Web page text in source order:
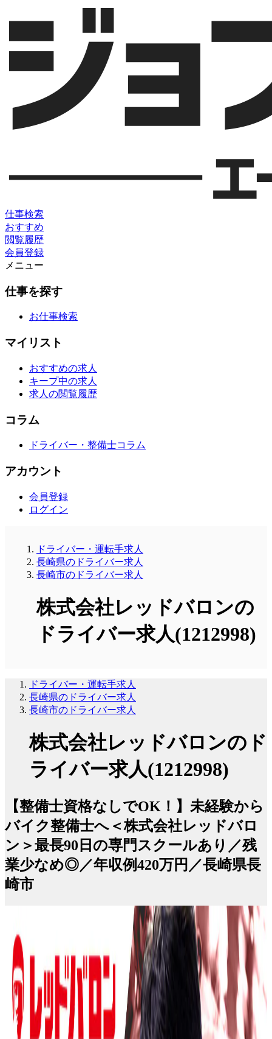
仕事検索
おすすめ
閲覧履歴
会員登録
メニュー
仕事を探す
お仕事検索
マイリスト
おすすめの求人
キープ中の求人
求人の閲覧履歴
コラム
ドライバー・整備士コラム
アカウント
会員登録
ログイン
ドライバー・運転手求人
長崎県のドライバー求人
長崎市のドライバー求人
株式会社レッドバロンの
ドライバー求人(1212998)
ドライバー・運転手求人
長崎県のドライバー求人
長崎市のドライバー求人
株式会社レッドバロンのド
ライバー求人(1212998)
【整備士資格なしでOK！】未経験から
バイク整備士へ＜株式会社レッドバロ
ン＞最長90日の専門スクールあり／残
業少なめ◎／年収例420万円／長崎県長
崎市